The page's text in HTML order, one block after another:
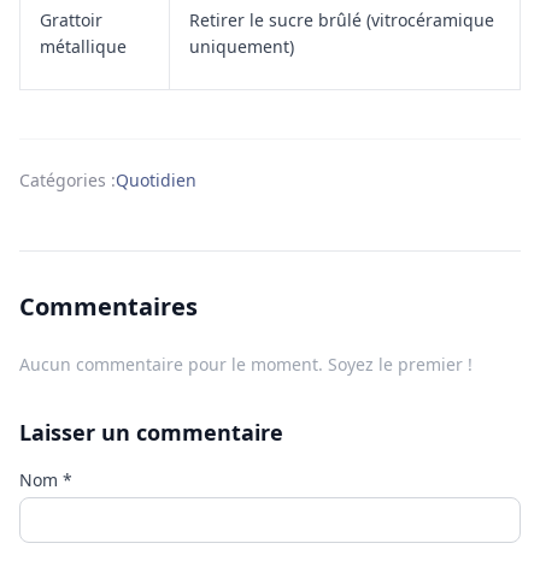
Grattoir
métallique
Retirer le sucre brûlé (vitrocéramique
uniquement)
Catégories :Quotidien
Commentaires
Aucun commentaire pour le moment. Soyez le premier !
Laisser un commentaire
Nom *